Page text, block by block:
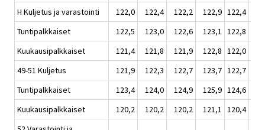
H Kuljetus ja varastointi
122,0 122,4 122,2 122,9 122,4
Tuntipalkkaiset
122,5 123,0 122,6 123,1 122,8
Kuukausipalkkaiset
121,4 121,8 121,9 122,8 122,0
49-51 Kuljetus
121,9 122,3 122,7 123,7 122,7
Tuntipalkkaiset
123,4 124,0 124,9 125,9 124,6
Kuukausipalkkaiset
120,2 120,2 120,2 121,1 120,4